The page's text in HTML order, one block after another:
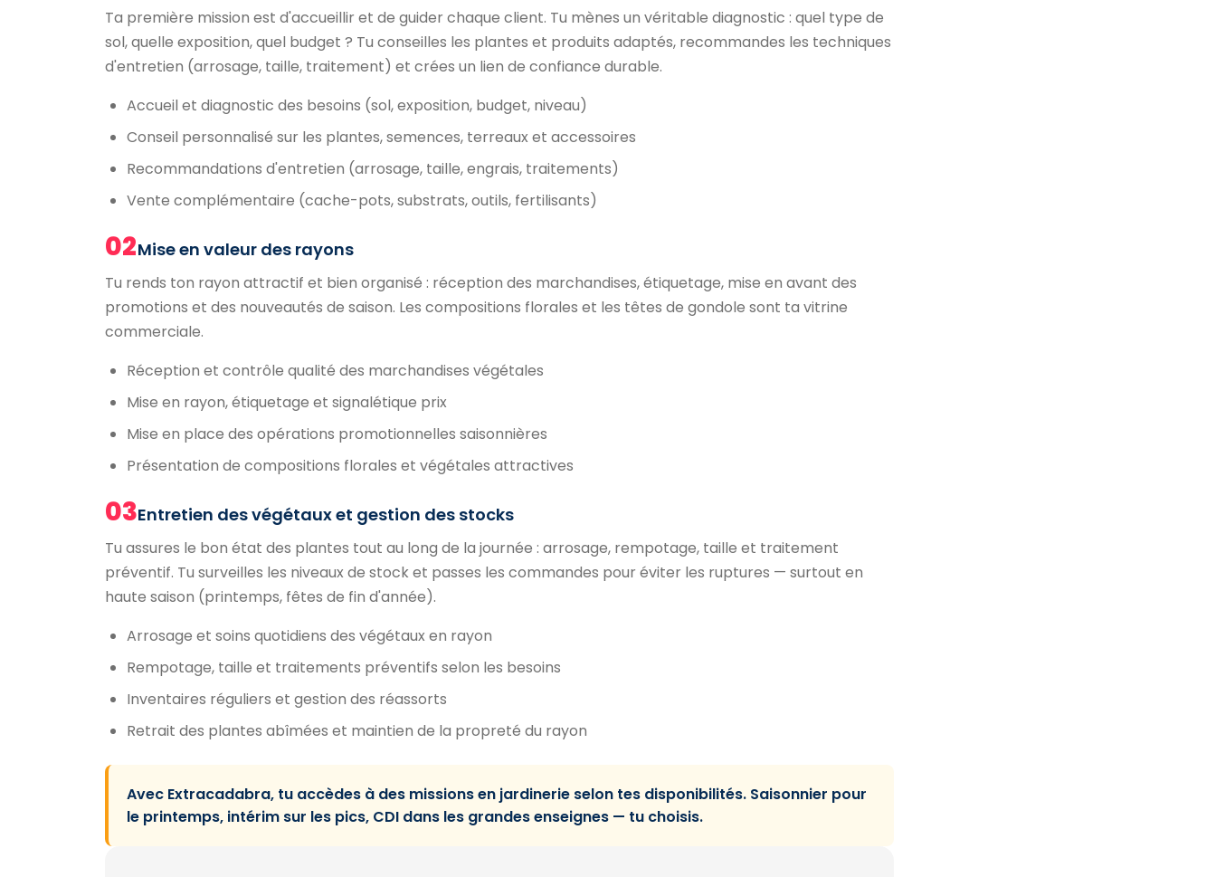
Ta première mission est d'accueillir et de guider chaque client. Tu mènes un véritable diagnostic : quel type de
sol, quelle exposition, quel budget ? Tu conseilles les plantes et produits adaptés, recommandes les techniques
d'entretien (arrosage, taille, traitement) et crées un lien de confiance durable.
Accueil et diagnostic des besoins (sol, exposition, budget, niveau)
Conseil personnalisé sur les plantes, semences, terreaux et accessoires
Recommandations d'entretien (arrosage, taille, engrais, traitements)
Vente complémentaire (cache-pots, substrats, outils, fertilisants)
02Mise en valeur des rayons
Tu rends ton rayon attractif et bien organisé : réception des marchandises, étiquetage, mise en avant des
promotions et des nouveautés de saison. Les compositions florales et les têtes de gondole sont ta vitrine
commerciale.
Réception et contrôle qualité des marchandises végétales
Mise en rayon, étiquetage et signalétique prix
Mise en place des opérations promotionnelles saisonnières
Présentation de compositions florales et végétales attractives
03Entretien des végétaux et gestion des stocks
Tu assures le bon état des plantes tout au long de la journée : arrosage, rempotage, taille et traitement
préventif. Tu surveilles les niveaux de stock et passes les commandes pour éviter les ruptures — surtout en
haute saison (printemps, fêtes de fin d'année).
Arrosage et soins quotidiens des végétaux en rayon
Rempotage, taille et traitements préventifs selon les besoins
Inventaires réguliers et gestion des réassorts
Retrait des plantes abîmées et maintien de la propreté du rayon
Avec Extracadabra, tu accèdes à des missions en jardinerie selon tes disponibilités. Saisonnier pour
le printemps, intérim sur les pics, CDI dans les grandes enseignes — tu choisis.